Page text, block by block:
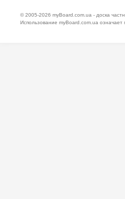
© 2005-2026 myBoard.com.ua - доска
Использование myBoard.com.ua означает